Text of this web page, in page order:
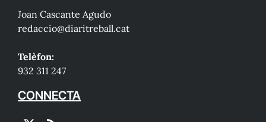
Joan Cascante Agudo
redaccio@diaritreball.cat
Telèfon:
932 311 247
CONNECTA